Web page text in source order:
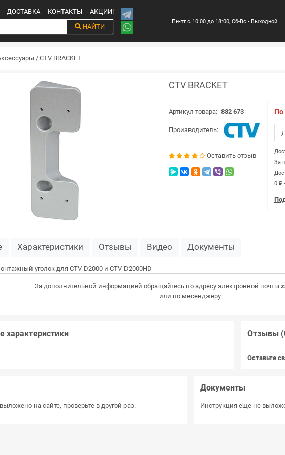
ДОСТАВКА КОНТАКТЫ
АКЦИИ!
НАЙТИ
Пн-пт с 10:00 до 18:00, Сб-Вс - Выходной
/ CTV BRACKET
CTV BRACKET
Артикул товара: 882 673
Производитель:
Оставить отзыв
По
За
0 ₽ -
Характеристики Отзывы Видео Документы
уголок для CTV-D2000 и CTV-D2000HD
За дополнительной информацией обращайтесь по адресу электронной почты
или по месенджеру
характеристики Отзывы
Оставьте
на сайте, проверьте в другой раз.
Документы
Инструкция еще не